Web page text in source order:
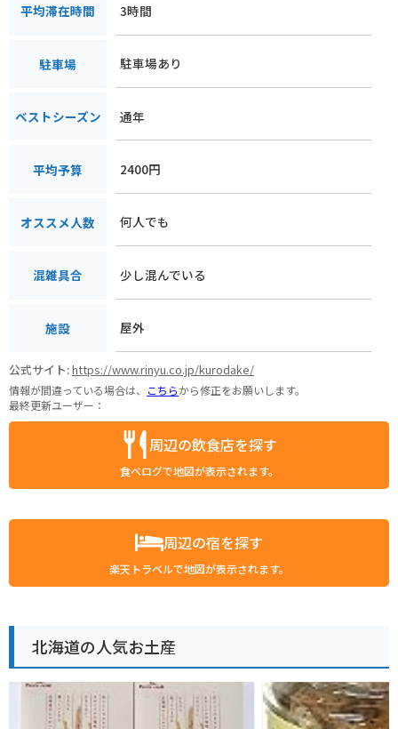
平均滞在時間 3時間
駐車場 駐車場あり
ベストシーズン 通年
平均予算 2400円
オススメ人数 何人でも
混雑具合 少し混んでいる
施設 屋外
公式サイト:https://www.rinyu.co.jp/kurodake/
情報が間違っている場合は、 こちらから修正をお願いします。
最終更新ユーザー：
周辺の飲食店を探す
食べログで地図が表示されます。
周辺の宿を探す
楽天トラベルで地図が表示されます。
北海道の人気お土産